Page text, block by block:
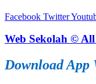
Facebook Twitter
Web Sekolah ©
Download App